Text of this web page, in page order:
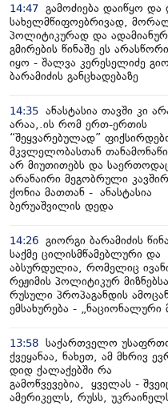
14:47 გამოძიება დაიწყო და
სახელმწიფოებრივად,
პოლიტიკურად და
გმირების წინაშე ეს
იყო - შალვა კერესელიძე
ბარამიძის განცხადებაზე
14:35 ანასტასია თავში კი
არაა,.ის რომ ერთ-ერთის
“შეყვარებულად”
მკვლელობასთან
არ მიუთითებს და
არანაირი მეგობრული
ქონია მათთან - ანასტასია
ბერუაშვილის დედა
14:26 გიორგი ბარამიძის
საქმე ცილისმწამებლური და
აბსურდულია, რომელიც
რეჟიმის პოლიტიკურ
რუსული პროპაგანდის
ემსახურება - „ნაციონალური
13:58 საქართველო
ქვეყანაა, ნახეთ, ამ მხრივ
დიდ ქალაქებში რა
გამოწვევებია, ყველას -
ამერიკელს, რუსს,